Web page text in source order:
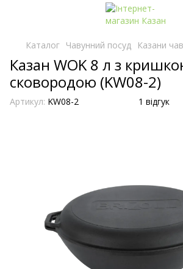
Каталог Чавунний посуд Казани
Казан WOK 8 л з
сковородою (KW08-2)
Артикул: KW08-2 1 відгук